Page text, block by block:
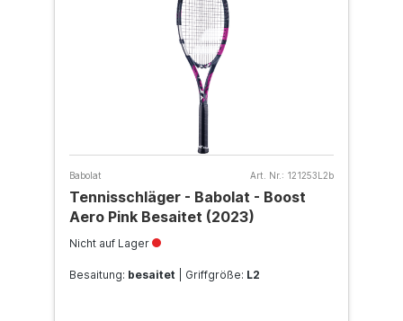
Babolat Art. Nr.: 121253L2b
Tennisschläger - Babolat - Boost
Aero Pink Besaitet (2023)
Nicht auf Lager
Besaitung: besaitet | Griffgröße: L2